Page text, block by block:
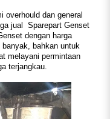
overhould dan general
jual
Sparepart Genset
dengan harga
bahkan untuk
melayani permintaan
terjangkau.